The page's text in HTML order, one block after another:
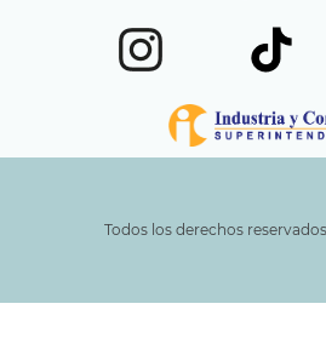
Todos los derechos